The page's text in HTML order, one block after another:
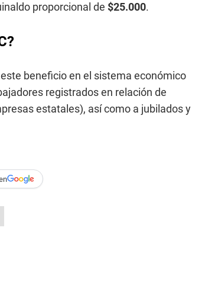
proporcional de $25.000.
beneficio en el sistema económico
registrados en relación de
estatales), así como a jubilados y